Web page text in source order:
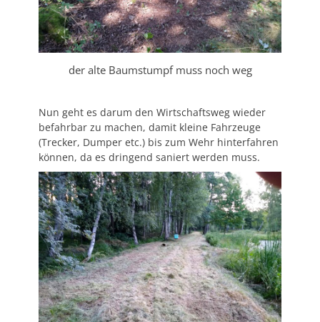
der alte Baumstumpf muss noch weg
Nun geht es darum den Wirtschaftsweg wieder
befahrbar zu machen, damit kleine Fahrzeuge
(Trecker, Dumper etc.) bis zum Wehr hinterfahren
können, da es dringend saniert werden muss.